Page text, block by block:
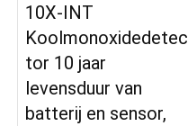
10X-INT
Koolmonoxidedetec
tor 10 jaar
levensduur van
batterij en sensor,